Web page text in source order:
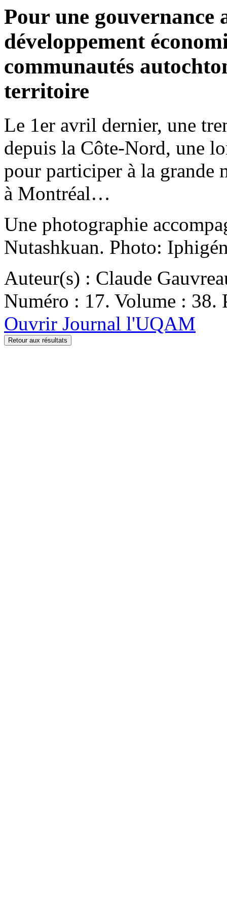
Pour une gouvernance
développement
communautés
territoire
Le 1er avril dernier, une
depuis la Côte-Nord, une
pour participer à la grande
à Montréal…
Une photographie
Nutashkuan. Photo:
Auteur(s) : Claude
Numéro : 17. Volume : 38.
Ouvrir Journal l'UQAM
Retour aux résultats